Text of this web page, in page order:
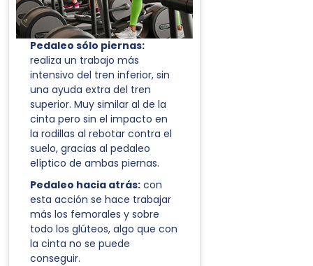
Pedaleo sólo piernas:
realiza un trabajo más
intensivo del tren inferior, sin
una ayuda extra del tren
superior. Muy similar al de la
cinta pero sin el impacto en
la rodillas al rebotar contra el
suelo, gracias al pedaleo
elíptico de ambas piernas.
Pedaleo hacia atrás: con
esta acción se hace trabajar
más los femorales y sobre
todo los glúteos, algo que con
la cinta no se puede
conseguir.